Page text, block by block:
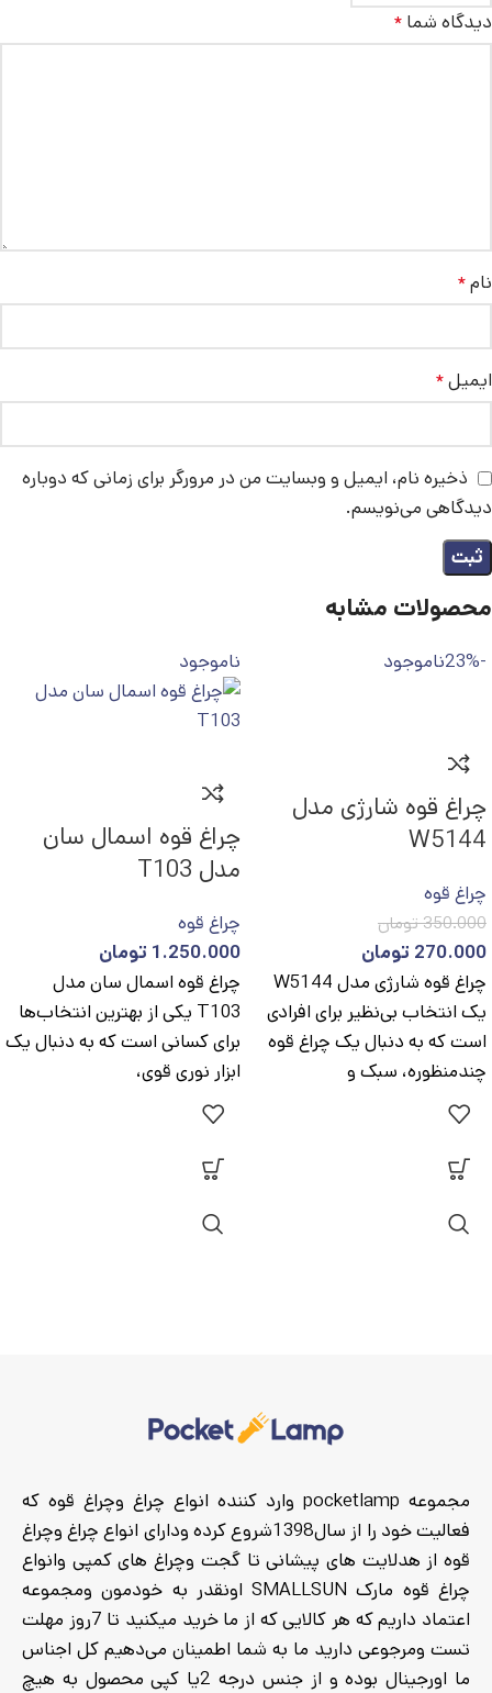
دیدگاه شما *
نام*
ایمیل*
ذخیره نام، ایمیل و وبسایت من در مرورگر برای زمانی که دوباره
دیدگاهی می‌نویسم.
محصولات مشابه
-23% ناموجود
چراغ قوه شارژی مدل
W5144
چراغ قوه
350.000تومان
270.000 تومان
چراغ قوه شارژی مدل W5144
یک انتخاب بی‌نظیر برای افرادی
است که به دنبال یک چراغ قوه
چندمنظوره، سبک و
ناموجود
چراغ قوه اسمال سان
مدل T103
چراغ قوه
1.250.000 تومان
چراغ قوه اسمال سان مدل
T103 یکی از بهترین انتخاب‌ها
برای کسانی است که به دنبال یک
ابزار نوری قوی،
مجموعه pocketlamp وارد کننده انواع چراغ وچراغ قوه که
فعالیت خود را از سال1398شروع کرده ودارای انواع چراغ وچراغ
قوه از هدلایت های پیشانی تا گجت وچراغ های کمپی وانواع
چراغ قوه مارک SMALLSUN اونقدر به خودمون ومجموعه
اعتماد داریم که هر کالایی که از ما خرید میکنید تا 7روز مهلت
تست ومرجوعی دارید ما به شما اطمینان می‌دهیم کل اجناس
ما اورجینال بوده و از جنس درجه 2یا کپی محصول به هیچ